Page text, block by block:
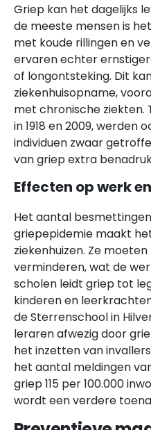
Griep kan het dagelijks
de meeste mensen is
met koude rillingen en
ervaren echter
of longontsteking. Dit
ziekenhuisopname,
met chronische ziekten.
in 1918 en 2009, werden
individuen zwaar
van griep extra
Effecten op werk
Het aantal
griepepidemie maakt
ziekenhuizen. Ze
verminderen, wat de
scholen leidt griep tot
kinderen en
de Sterrenschool in
leraren afwezig door
het inzetten van
het aantal meldingen
griep 115 per 100.000
wordt een verdere